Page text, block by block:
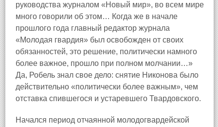
руководства журналом «Новый мир», во всем мире
много говорили об этом… Когда же в начале
прошлого года главный редактор журнала
«Молодая гвардия» был освобожден от своих
обязанностей, это решение, политически намного
более важное, прошло при полном молчании…»
Да, Робель знал свое дело: снятие Никонова было
действительно «политически более важным», чем
отставка спившегося и устаревшего Твардовского.
Начался период отчаянной молодогвардейской